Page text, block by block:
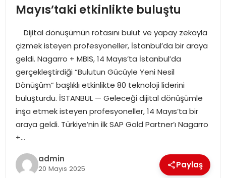
EĞITIM
SPOR
EKONOMI
MAGAZIN
DÜNYA
OTOMOBIL
Mayıs’taki etkinlikte buluştu
Dijital dönüşümün rotasını bulut ve yapay zekayla
çizmek isteyen profesyoneller, İstanbul’da bir araya
geldi. Nagarro + MBIS, 14 Mayıs’ta İstanbul’da
gerçekleştirdiği “Bulutun Gücüyle Yeni Nesil
Dönüşüm” başlıklı etkinlikte 80 teknoloji liderini
buluşturdu. İSTANBUL — Geleceği dijital dönüşümle
inşa etmek isteyen profesyoneller, 14 Mayıs’ta bir
araya geldi. Türkiye’nin ilk SAP Gold Partner’ı Nagarro
+…
admin
20 Mayıs 2025 Paylaş